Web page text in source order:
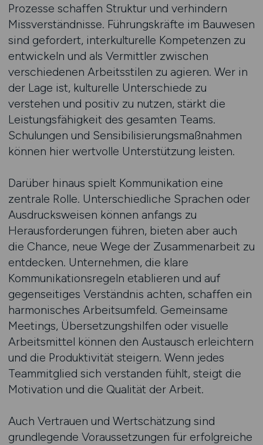
Prozesse schaffen Struktur und verhindern
Missverständnisse. Führungskräfte im Bauwesen
sind gefordert, interkulturelle Kompetenzen zu
entwickeln und als Vermittler zwischen
verschiedenen Arbeitsstilen zu agieren. Wer in
der Lage ist, kulturelle Unterschiede zu
verstehen und positiv zu nutzen, stärkt die
Leistungsfähigkeit des gesamten Teams.
Schulungen und Sensibilisierungsmaßnahmen
können hier wertvolle Unterstützung leisten.
Darüber hinaus spielt Kommunikation eine
zentrale Rolle. Unterschiedliche Sprachen oder
Ausdrucksweisen können anfangs zu
Herausforderungen führen, bieten aber auch
die Chance, neue Wege der Zusammenarbeit zu
entdecken. Unternehmen, die klare
Kommunikationsregeln etablieren und auf
gegenseitiges Verständnis achten, schaffen ein
harmonisches Arbeitsumfeld. Gemeinsame
Meetings, Übersetzungshilfen oder visuelle
Arbeitsmittel können den Austausch erleichtern
und die Produktivität steigern. Wenn jedes
Teammitglied sich verstanden fühlt, steigt die
Motivation und die Qualität der Arbeit.
Auch Vertrauen und Wertschätzung sind
grundlegende Voraussetzungen für erfolgreiche